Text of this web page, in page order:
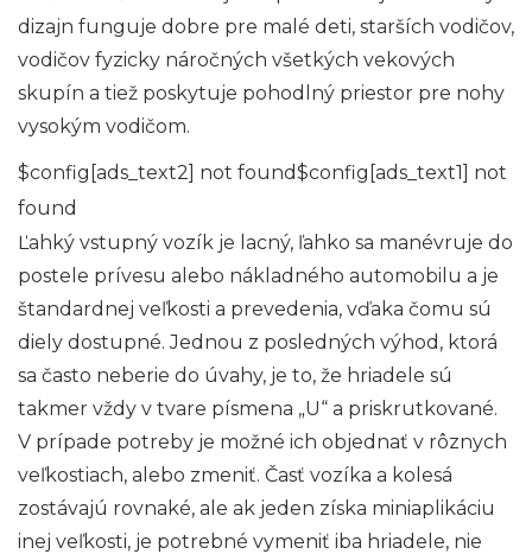
dizajn funguje dobre pre malé deti, starších vodičov,
vodičov fyzicky náročných všetkých vekových
skupín a tiež poskytuje pohodlný priestor pre nohy
vysokým vodičom.
$config[ads_text2] not found$config[ads_text1] not
found
Ľahký vstupný vozík je lacný, ľahko sa manévruje do
postele prívesu alebo nákladného automobilu a je
štandardnej veľkosti a prevedenia, vďaka čomu sú
diely dostupné. Jednou z posledných výhod, ktorá
sa často neberie do úvahy, je to, že hriadele sú
takmer vždy v tvare písmena „U“ a priskrutkované.
V prípade potreby je možné ich objednať v rôznych
veľkostiach, alebo zmeniť. Časť vozíka a kolesá
zostávajú rovnaké, ale ak jeden získa miniaplikáciu
inej veľkosti, je potrebné vymeniť iba hriadele, nie